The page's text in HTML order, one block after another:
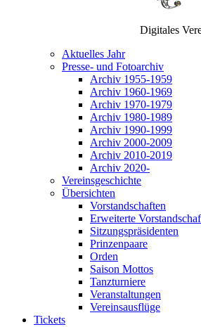
Digitales
Aktuelles Jahr
Presse- und Fotoarchiv
Archiv 1955-1959
Archiv 1960-1969
Archiv 1970-1979
Archiv 1980-1989
Archiv 1990-1999
Archiv 2000-2009
Archiv 2010-2019
Archiv 2020-
Vereinsgeschichte
Übersichten
Vorstandschaften
Erweiterte
Sitzungspräsidenten
Prinzenpaare
Orden
Saison Mottos
Tanzturniere
Veranstaltungen
Vereinsausflüge
Tickets